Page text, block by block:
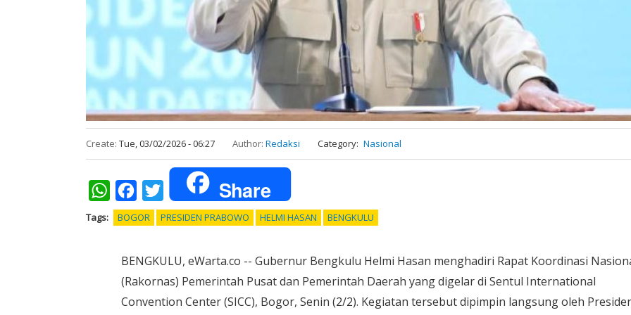
Create: Tue, 03/02/2026 - 06:27 Author: Redaksi Category Nasional
WhatsAppFacebookTwitter Share
Tags BOGOR PRESIDEN PRABOWO HELMI HASAN BENGKULU
BENGKULU, eWarta.co -- Gubernur Bengkulu Helmi Hasan menghadiri Rapat Koordinasi
(Rakornas) Pemerintah Pusat dan Pemerintah Daerah yang digelar di Sentul International
Convention Center (SICC), Bogor, Senin (2/2). Kegiatan tersebut dipimpin langsung oleh